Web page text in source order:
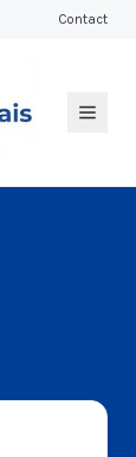
Contact